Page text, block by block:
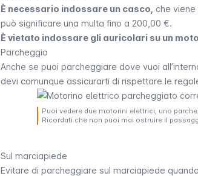
È necessario indossare un casco, che
può significare una multa fino a 200,00 €.
È vietato indossare gli auricolari su un
Parcheggio
Anche se puoi parcheggiare dove vuoi
devi comunque assicurarti di rispettare le
Puoi vedere due motorini elettrici, uno
Ricordati che non puoi mai ostruire il
Sul marciapiede
Evitare di parcheggiare sul marciapiede